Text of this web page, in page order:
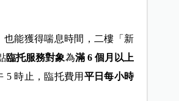
能獲得喘息時間，二樓「新
臨托服務對象為滿 6 個月以上
5 時止，臨托費用 平日每小時